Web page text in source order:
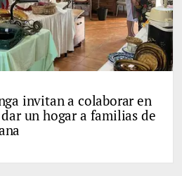
invitan a colaborar en
un hogar a familias de